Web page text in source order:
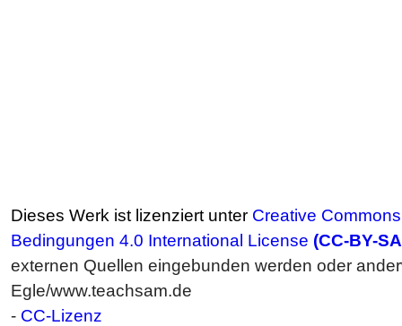
Dieses Werk ist lizenziert unter Creative
Bedingungen 4.0 International License (CC-BY-
externen Quellen eingebunden werden oder
Egle/www.teachsam.de
- CC-Lizenz